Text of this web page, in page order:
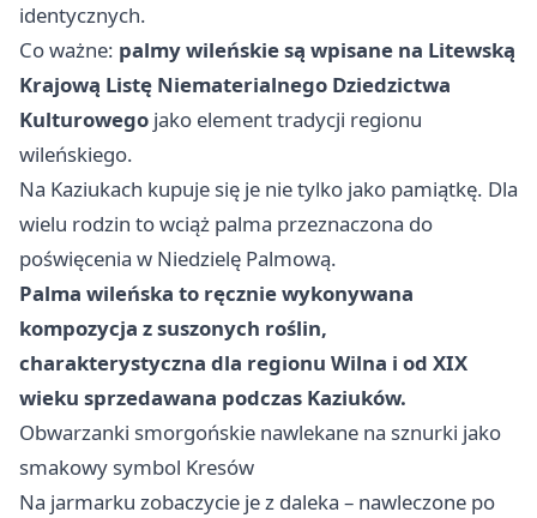
identycznych.
Co ważne: palmy wileńskie są wpisane na Litewską
Krajową Listę Niematerialnego Dziedzictwa
Kulturowego jako element tradycji regionu
wileńskiego.
Na Kaziukach kupuje się je nie tylko jako pamiątkę. Dla
wielu rodzin to wciąż palma przeznaczona do
poświęcenia w Niedzielę Palmową.
Palma wileńska to ręcznie wykonywana
kompozycja z suszonych roślin,
charakterystyczna dla regionu Wilna i od XIX
wieku sprzedawana podczas Kaziuków.
Obwarzanki smorgońskie nawlekane na sznurki jako
smakowy symbol Kresów
Na jarmarku zobaczycie je z daleka – nawleczone po